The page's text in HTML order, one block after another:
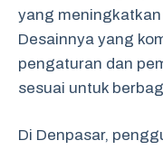
yang
Desainnya yang
pengaturan dan
sesuai untuk
Di Denpasar,